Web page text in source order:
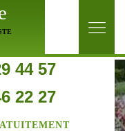
44 57
22 27